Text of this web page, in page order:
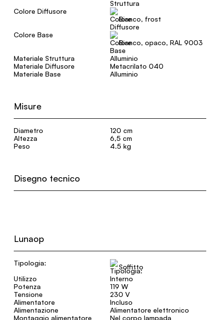
Colore Diffusore
Bianco, frost
Colore Base
Bianco, opaco, RAL 9003
Materiale Struttura
Alluminio
Materiale Diffusore
Metacrilato 040
Materiale Base
Alluminio
Misure
Diametro
120 cm
Altezza
6,5 cm
Peso
4.5 kg
Disegno tecnico
Lunaop
Tipologia:
Soffitto
Utilizzo
Interno
Potenza
119 W
Tensione
230 V
Alimentatore
Incluso
Alimentazione
Alimentatore elettronico
Montaggio alimentatore
Nel corpo lampada